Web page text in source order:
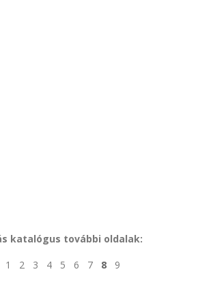
katalógus további oldalak:
1
2 3 4 5 6 7 8 9